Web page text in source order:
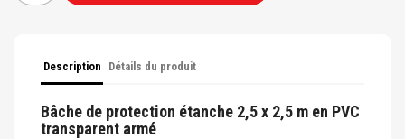
Description Détails du produit
Bâche de protection étanche 2,5 x 2,5 m en PVC
transparent armé